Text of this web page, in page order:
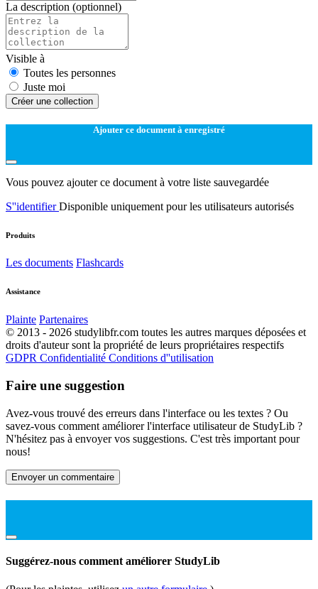
La description (optionnel)
Visible à
Toutes les personnes
Juste moi
Créer une collection
Ajouter ce document à enregistré
Vous pouvez ajouter ce document à votre liste sauvegardée
S''identifierDisponible uniquement pour les utilisateurs autorisés
Produits
Les documents Flashcards
Assistance
Plainte Partenaires
© 2013 - 2026 studylibfr.com toutes les autres marques déposées et
droits d'auteur sont la propriété de leurs propriétaires respectifs
GDPR Confidentialité Conditions d''utilisation
Faire une suggestion
Avez-vous trouvé des erreurs dans l'interface ou les textes ? Ou
savez-vous comment améliorer l'interface utilisateur de StudyLib ?
N'hésitez pas à envoyer vos suggestions. C'est très important pour
nous!
Envoyer un commentaire
Suggérez-nous comment améliorer StudyLib